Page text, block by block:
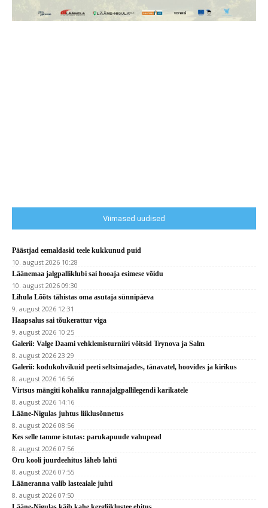
Viimased uudised
Päästjad eemaldasid teele kukkunud puid
10. august 2026 10:28
Läänemaa jalgpalliklubi sai hooaja esimese võidu
10. august 2026 09:30
Lihula Lõõts tähistas oma asutaja sünnipäeva
9. august 2026 12:31
Haapsalus sai tõukerattur viga
9. august 2026 10:25
Galerii: Valge Daami vehklemisturniiri võitsid Trynova ja Salm
8. august 2026 23:29
Galerii: kodukohvikuid peeti seltsimajades, tänavatel, hoovides ja kirikus
8. august 2026 16:56
Virtsus mängiti kohaliku rannajalgpallilegendi karikatele
8. august 2026 14:16
Lääne-Nigulas juhtus liiklusõnnetus
8. august 2026 08:56
Kes selle tamme istutas: parukapuude vahupead
8. august 2026 07:56
Oru kooli juurdeehitus läheb lahti
8. august 2026 07:55
Lääneranna valib lasteaiale juhti
8. august 2026 07:50